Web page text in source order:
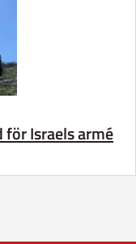
Israels armé